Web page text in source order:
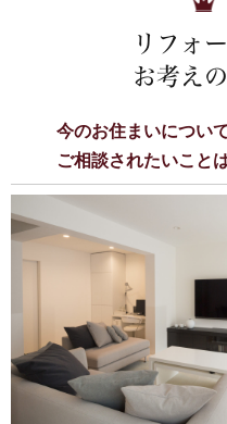
リフォ
お考え
今のお住まいについ
ご相談されたいこと